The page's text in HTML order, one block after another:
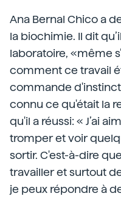
Ana Bernal Chico a
la biochimie. Il dit
laboratoire, «même
comment ce travail
commande
connu ce qu'était la
qu'il a réussi: « J’ai
tromper et voir
sortir. C'est-à-dire
travailler et surtout
je peux répondre à